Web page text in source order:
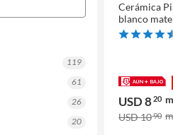
119
61
26
20
Cerámica
blanco
USD 820
USD 1090